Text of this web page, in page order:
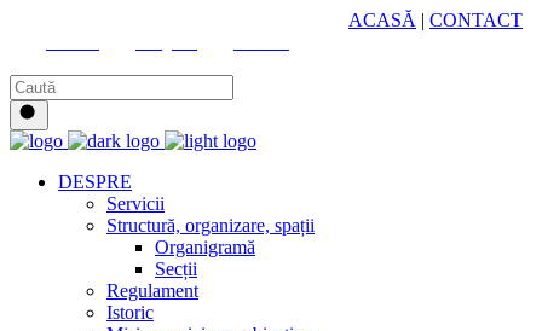
ACASĂ | CONTACT
DESPRE
Servicii
Structură, organizare, spații
Organigramă
Secții
Regulament
Istoric